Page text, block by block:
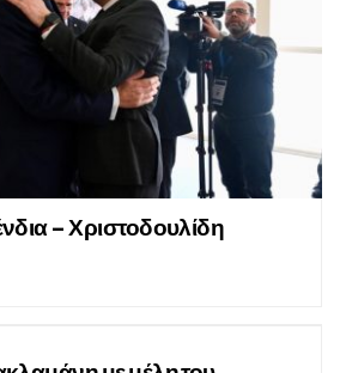
– Χριστοδουλίδη